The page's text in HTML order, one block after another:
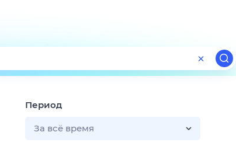
Поиск
ТВ-программа
Период
За всё время